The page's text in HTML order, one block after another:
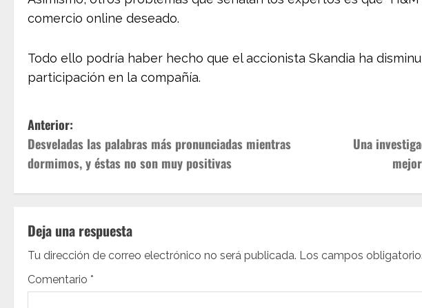
comercio online deseado.
Todo ello podría haber hecho que el accionista Skandia ha
participación en la compañía.
N
a
v
g
a
c
Anterior:
Desveladas las palabras más pronunciadas mientras
dormimos, y éstas no son muy positivas
Una
Deja una respuesta
Tu dirección de correo electrónico no será publicada. Los campos
Comentario *